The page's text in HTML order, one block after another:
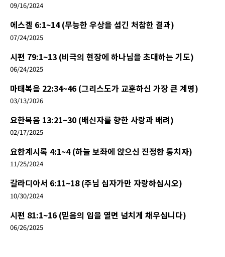
09/16/2024
에스겔 6:1~14 (무능한 우상을 섬긴 처참한 결과)
07/24/2025
시편 79:1~13 (비극의 현장에 하나님을 초대하는 기도)
06/24/2025
마태복음 22:34~46 (그리스도가 교훈하신 가장 큰 계명)
03/13/2026
요한복음 13:21~30 (배신자를 향한 사랑과 배려)
02/17/2025
요한계시록 4:1~4 (하늘 보좌에 앉으신 진정한 통치자)
11/25/2024
갈라디아서 6:11~18 (주님 십자가만 자랑하십시오)
10/30/2024
시편 81:1~16 (믿음의 입을 열면 넘치게 채우십니다)
06/26/2025